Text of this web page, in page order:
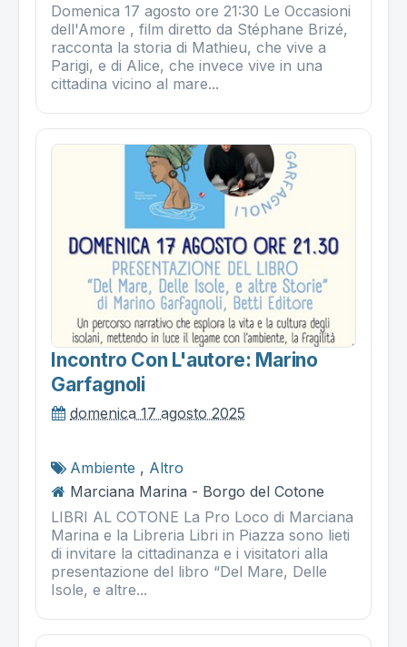
Domenica 17 agosto ore 21:30 Le Occasioni
dell'Amore , film diretto da Stéphane Brizé,
racconta la storia di Mathieu, che vive a
Parigi, e di Alice, che invece vive in una
cittadina vicino al mare...
Incontro Con L'autore: Marino
Garfagnoli
domenica 17 agosto 2025
Ambiente , Altro
Marciana Marina - Borgo del Cotone
LIBRI AL COTONE La Pro Loco di Marciana
Marina e la Libreria Libri in Piazza sono lieti
di invitare la cittadinanza e i visitatori alla
presentazione del libro “Del Mare, Delle
Isole, e altre...